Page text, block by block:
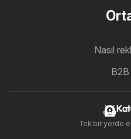
Nasıl
B2B
Tek bir yerde